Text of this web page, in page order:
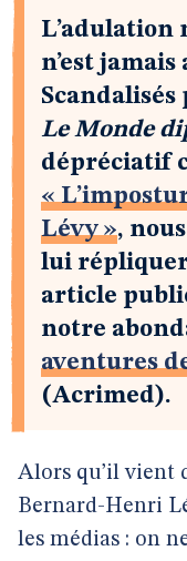
L’adulation
n’est jamais
Le Monde
dépréciatif
«
Lévy »,
lui
article
notre
aventures
(Acrimed).
Alors qu’il vient
Bernard-Henri
les médias : on